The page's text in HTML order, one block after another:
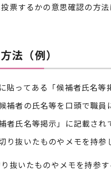
票するかの意思確認の方
法（例）
貼ってある「候補者氏名等
補者の氏名等を口頭で職員
者氏名等掲示」に記載され
り抜いたものやメモを持参
抜いたものやメモを持参